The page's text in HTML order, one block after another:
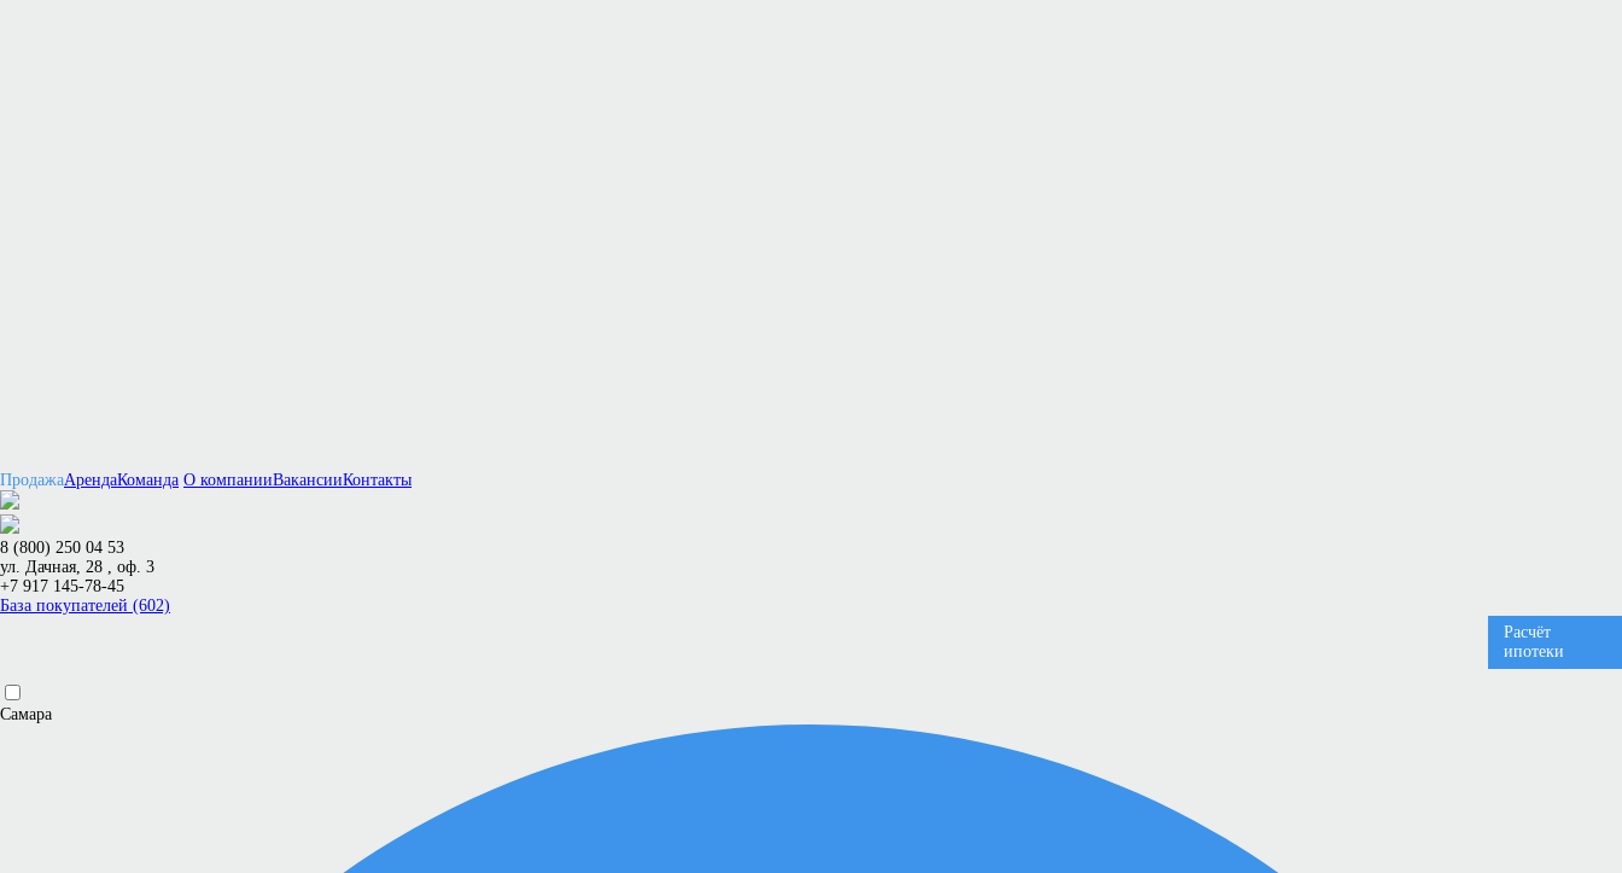
ПродажаАрендаКоманда О компанииВакансииКонтакты
8 (800) 250 04 53
ул. Дачная, 28 , оф. 3
+7 917 145-78-45
База покупателей (602)
Расчёт
ипотеки
Самара